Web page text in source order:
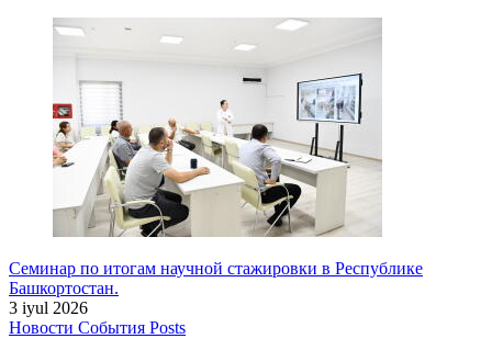
Семинар по итогам научной стажировки в Республике
Башкортостан.
3 iyul 2026
Новости События Posts